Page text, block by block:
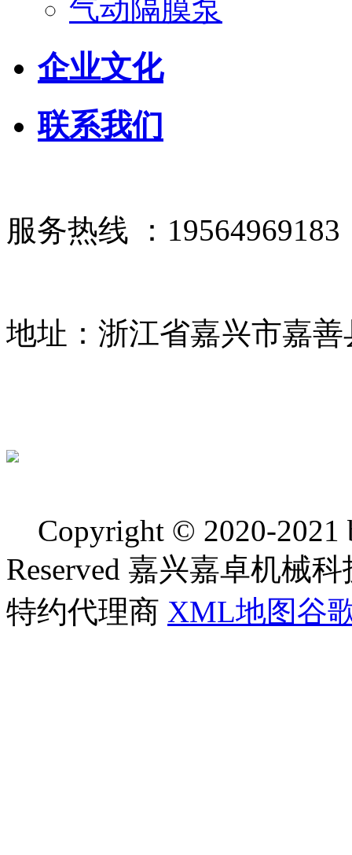
气动隔膜泵
企业文化
联系我们
服务热线 ：19564969183
地址：浙江省嘉兴市嘉
Copyright © 2020-2021
Reserved 嘉兴嘉卓机械
特约代理商 XML地图谷